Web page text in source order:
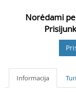
Norėdami
Informacija